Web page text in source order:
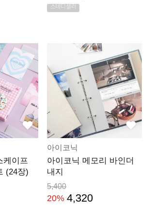
스테디셀러
케이프
(24장)
아이코닉
아이코닉 메모리 바인더
내지
5,400
20% 4,320